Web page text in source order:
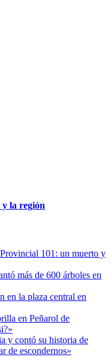
101: un muerto y
más de 600 árboles en
en la plaza central en
en Peñarol de
y contó su historia de
de escondernos»